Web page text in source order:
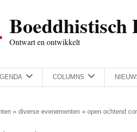
Boeddhistisch
Ontwart en ontwikkelt
COLUMNS
» diverse evenementen » open ochtend